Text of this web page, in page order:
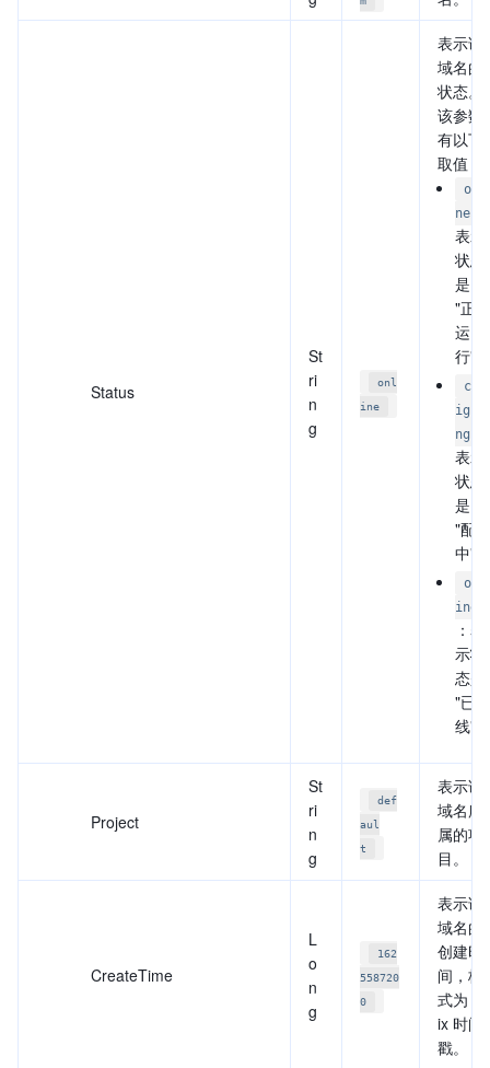
Status
St
ri
n
g
onl
ine
表示该
域名的
状态。
该参数
有以下
取值：
ne
表示
状态
是
"正常
运
行"。
ng
表示
状态
是
"配置
中"。
ine
：表
示状
态是
"已下
线"。
Project
St
ri
n
g
def
aul
t
表示该
域名所
属的项
目。
CreateTime
L
o
n
g
162
558720
0
表示该
域名的
创建时
间，格
式为
ix 时间
戳。